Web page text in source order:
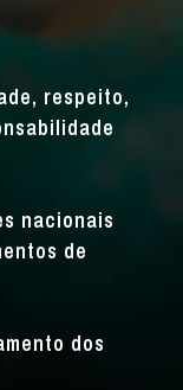
respeito,
nacionais
de
dos